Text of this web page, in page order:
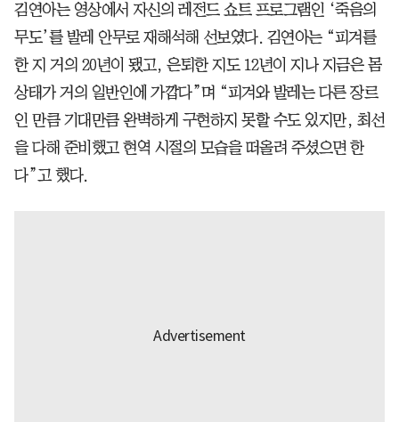
김연아는 영상에서 자신의 레전드 쇼트 프로그램인 ‘죽음의
무도’를 발레 안무로 재해석해 선보였다. 김연아는 “피겨를
한 지 거의 20년이 됐고, 은퇴한 지도 12년이 지나 지금은 몸
상태가 거의 일반인에 가깝다”며 “피겨와 발레는 다른 장르
인 만큼 기대만큼 완벽하게 구현하지 못할 수도 있지만, 최선
을 다해 준비했고 현역 시절의 모습을 떠올려 주셨으면 한
다”고 했다.